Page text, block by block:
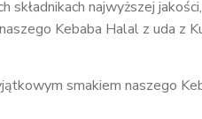
składnikach najwyższej
Kebaba Halal z uda z
smakiem naszego